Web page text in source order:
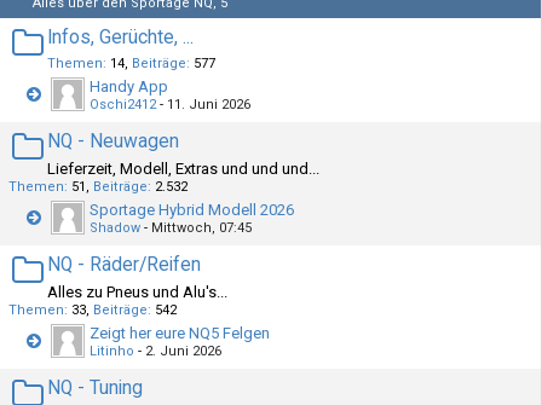
Alles über den Sportage NQ, 5
Infos, Gerüchte, ...
Themen 14 Beiträge 577
Handy App
Oschi2412- 11. Juni 2026
NQ - Neuwagen
Lieferzeit, Modell, Extras und und und...
Themen 51 Beiträge 2.532
Sportage Hybrid Modell 2026
Shadow - Mittwoch, 07:45
NQ - Räder/Reifen
Alles zu Pneus und Alu's...
Themen 33 Beiträge 542
Zeigt her eure NQ5 Felgen
Litinho - 2. Juni 2026
NQ - Tuning